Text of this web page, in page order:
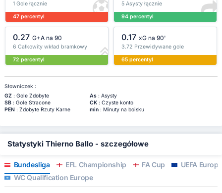
1 Gole łącznie
47 percentyl
5 Asysty łącznie
94 percentyl
0.27 G+A na 90
6 Całkowity wkład bramkowy
72 percentyl
0.17 xG na 90'
3.72 Przewidywane gole
65 percentyl
Słowniczek :
GZ: Gole Zdobyte As: Asysty
SB: Gole Stracone CK: Czyste konto
PEN: Zdobyte Rzuty Karne min: Minuty na boisku
Statystyki Thierno Ballo - szczegółowe
Bundesliga EFL Championship FA Cup
UEFA
WC Qualification Europe